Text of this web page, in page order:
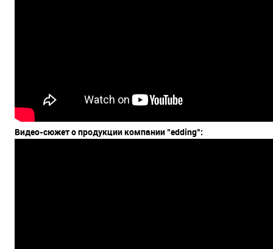
Видео-сюжет о продукции компании "edding":